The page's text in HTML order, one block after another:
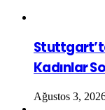
Kadınlar
Ağustos 3,